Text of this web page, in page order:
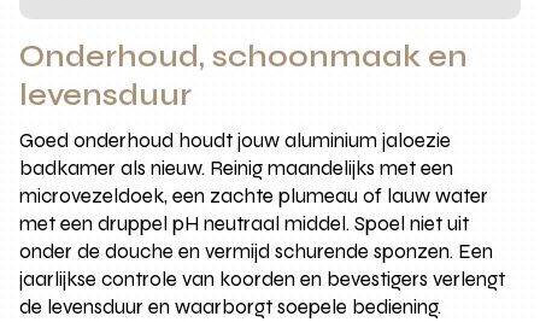
Onderhoud, schoonmaak en
levensduur
Goed onderhoud houdt jouw aluminium jaloezie
badkamer als nieuw. Reinig maandelijks met een
microvezeldoek, een zachte plumeau of lauw water
met een druppel pH neutraal middel. Spoel niet uit
onder de douche en vermijd schurende sponzen. Een
jaarlijkse controle van koorden en bevestigers verlengt
de levensduur en waarborgt soepele bediening.